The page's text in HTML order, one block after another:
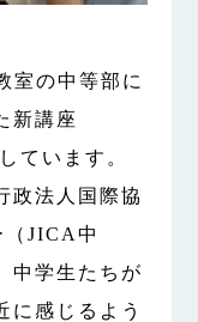
室の中等部に
新講座
ています。
政法人国際協
JICA中
中学生たちが
に感じるよう